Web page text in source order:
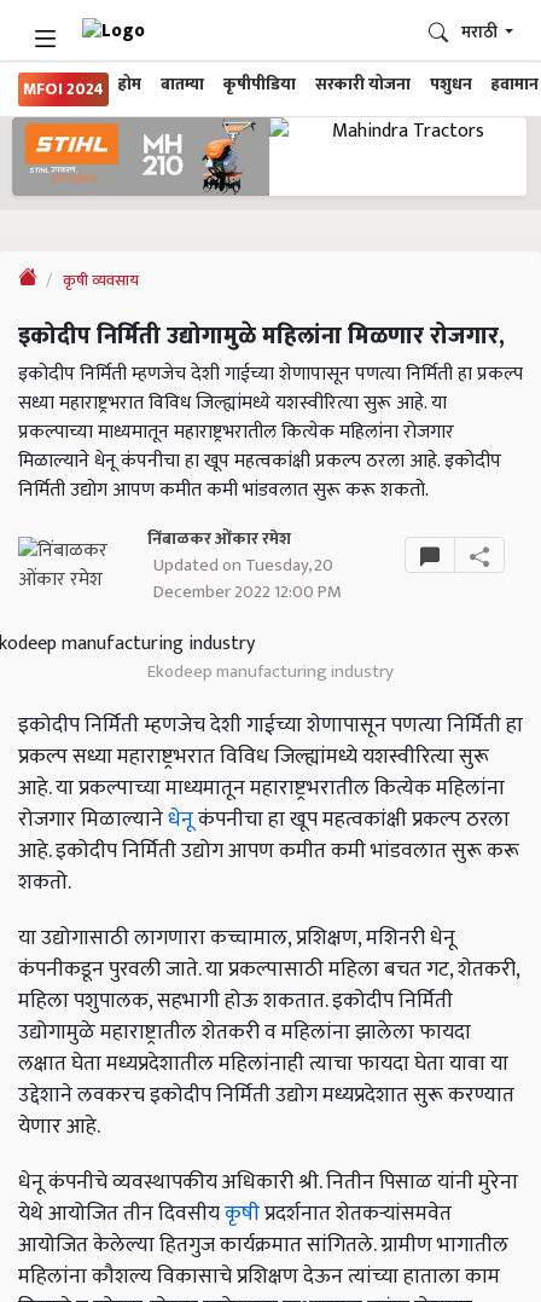
MFOI 2024 होम बातम्या कृषीपीडिया सरकारी योजना पशुधन हवामान
मराठी
कृषी व्यवसाय
इकोदीप निर्मिती उद्योगामुळे महिलांना मिळणार रोजगार,
इकोदीप निर्मिती म्हणजेच देशी गाईच्या शेणापासून पणत्या निर्मिती हा प्रकल्प
सध्या महाराष्ट्रभरात विविध जिल्ह्यांमध्ये यशस्वीरित्या सुरू आहे. या
प्रकल्पाच्या माध्यमातून महाराष्ट्रभरातील कित्येक महिलांना रोजगार
मिळाल्याने धेनू कंपनीचा हा खूप महत्वकांक्षी प्रकल्प ठरला आहे. इकोदीप
निर्मिती उद्योग आपण कमीत कमी भांडवलात सुरू करू शकतो.
निंबाळकर ओंकार रमेश
Updated on Tuesday, 20
December 2022 12:00 PM
Ekodeep manufacturing industry
इकोदीप निर्मिती म्हणजेच देशी गाईच्या शेणापासून पणत्या निर्मिती हा
प्रकल्प सध्या महाराष्ट्रभरात विविध जिल्ह्यांमध्ये यशस्वीरित्या सुरू
आहे. या प्रकल्पाच्या माध्यमातून महाराष्ट्रभरातील कित्येक महिलांना
रोजगार मिळाल्यानेधेनूकंपनीचा हा खूप महत्वकांक्षी प्रकल्प ठरला
आहे. इकोदीप निर्मिती उद्योग आपण कमीत कमी भांडवलात सुरू करू
शकतो.
या उद्योगासाठी लागणारा कच्चामाल, प्रशिक्षण, मशिनरी धेनू
कंपनीकडून पुरवली जाते. या प्रकल्पासाठी महिला बचत गट, शेतकरी,
महिला पशुपालक, सहभागी होऊ शकतात. इकोदीप निर्मिती
उद्योगामुळे महाराष्ट्रातील शेतकरी व महिलांना झालेला फायदा
लक्षात घेता मध्यप्रदेशातील महिलांनाही त्याचा फायदा घेता यावा या
उद्देशाने लवकरच इकोदीप निर्मिती उद्योग मध्यप्रदेशात सुरू करण्यात
येणार आहे.
धेनू कंपनीचे व्यवस्थापकीय अधिकारी श्री. नितीन पिसाळ यांनी मुरेना
येथे आयोजित तीन दिवसीयकृषीप्रदर्शनात शेतकऱ्यांसमवेत
आयोजित केलेल्या हितगुज कार्यक्रमात सांगितले. ग्रामीण भागातील
महिलांना कौशल्य विकासाचे प्रशिक्षण देऊन त्यांच्या हाताला काम